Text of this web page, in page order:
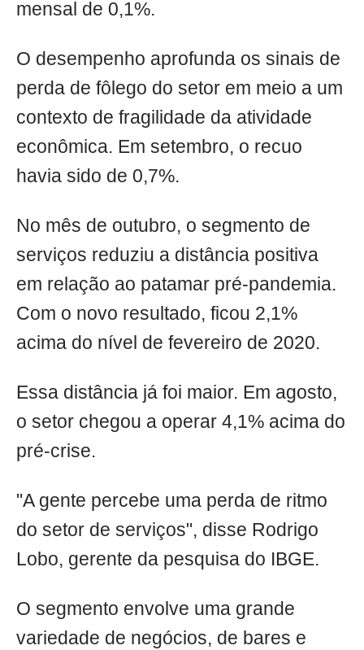
mensal de 0,1%.
O desempenho aprofunda os sinais de
perda de fôlego do setor em meio a um
contexto de fragilidade da atividade
econômica. Em setembro, o recuo
havia sido de 0,7%.
No mês de outubro, o segmento de
serviços reduziu a distância positiva
em relação ao patamar pré-pandemia.
Com o novo resultado, ficou 2,1%
acima do nível de fevereiro de 2020.
Essa distância já foi maior. Em agosto,
o setor chegou a operar 4,1% acima do
pré-crise.
"A gente percebe uma perda de ritmo
do setor de serviços", disse Rodrigo
Lobo, gerente da pesquisa do IBGE.
O segmento envolve uma grande
variedade de negócios, de bares e